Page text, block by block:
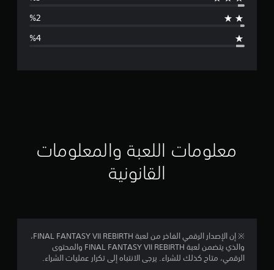
ط
ت
ي
.
6
7
معلومات اللعبة والمعلومات
القانونية
※ إن الإصدار الرقمي الفاخر من لعبة FINAL FANTASY VII REBIRTH،
والذي يتضمن لعبة FINAL FANTASY VII REBIRTH والمحتوى
الرقمي، متاح كذلك للشراء. يرجى الانتباه إلى تكرار عمليات الشراء.